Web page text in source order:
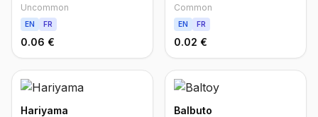
Uncommon
EN FR
0.06 €
Common
EN FR
0.02 €
Hariyama Balbuto